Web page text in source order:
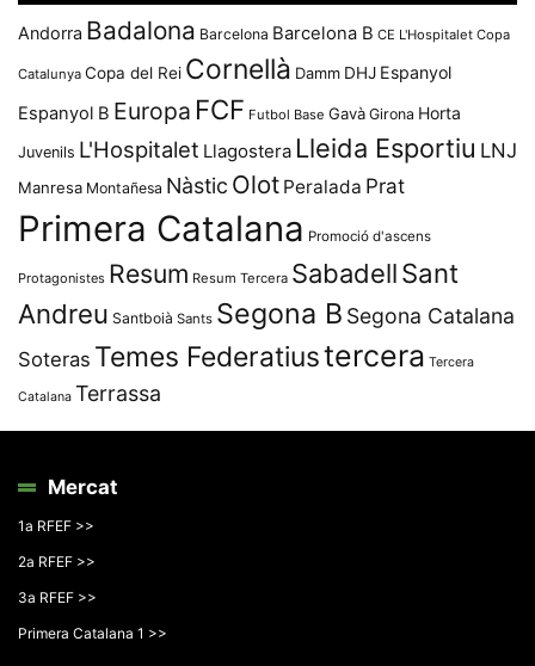
Andorra Badalona Barcelona Barcelona B CE L'Hospitalet Copa
Catalunya Copa del Rei Cornellà Damm DHJ Espanyol
Espanyol B Europa FCF Futbol Base Gavà Girona Horta
Juvenils L'Hospitalet Llagostera Lleida Esportiu LNJ
Manresa Montañesa Nàstic Olot Peralada Prat
Primera Catalana Promoció d'ascens
Protagonistes Resum Resum Tercera SabadellSant
Andreu Santboià Sants Segona B Segona Catalana
Soteras Temes Federatiustercera Tercera
Catalana Terrassa
Mercat
1a RFEF >>
2a RFEF >>
3a RFEF >>
Primera Catalana 1 >>